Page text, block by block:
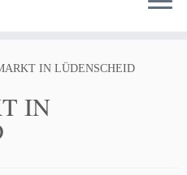
IN LÜDENSCHEID
IN